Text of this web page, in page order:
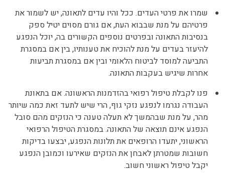
שמרו את פרטי העדים. ככל והיו עדים לתאונה, יש לשמור את
פרטיהם על מנת שבבוא העת, אם גורם מסוים יטיל ספק
בנסיבות התאונה ובפרטים נוספים הקשורים בה, יוכל הנפגע
להיעזר בעדים על מנת להוכיח את טענותיו, בין אם במסגרת
התביעה למוסד לביטוח הלאומי ובין אם במסגרת תביעות
אחרות שיגיש בעקבות התאונה.
פנו לקבלת טיפול רפואי בהזדמנות הראשונה. אם בתאונת
העבודה נגרמו לנפגע נזקי גוף, הרי שיש לתעד זאת כמה שיותר
מהר, על מנת שבהמשך לא תעלה טענה כי הנזקים מהם סובל
הנפגע אינם תוצאה של התאונה. במסגרת הטיפול הרפואי
הראשוני, יתעדו הרופאים את תלונות הנפגע, יבצעו בדיקות
חשובות שמטרתן לאבחן את הנזקים שאירעו וכמובן הנפגע
יקבל טיפול ראשוני חשוב.